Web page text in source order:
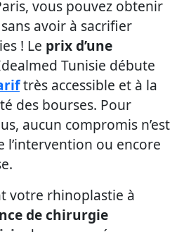
vous pouvez obtenir
avoir à sacrifier
! Le prix d’une
Tunisie débute
très accessible et à la
des bourses. Pour
aucun compromis n’est
l’intervention ou encore
votre rhinoplastie à
de chirurgie